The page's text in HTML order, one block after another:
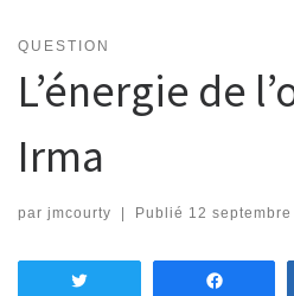
QUESTION
L’énergie de
Irma
par jmcourty Publié 12 septembre